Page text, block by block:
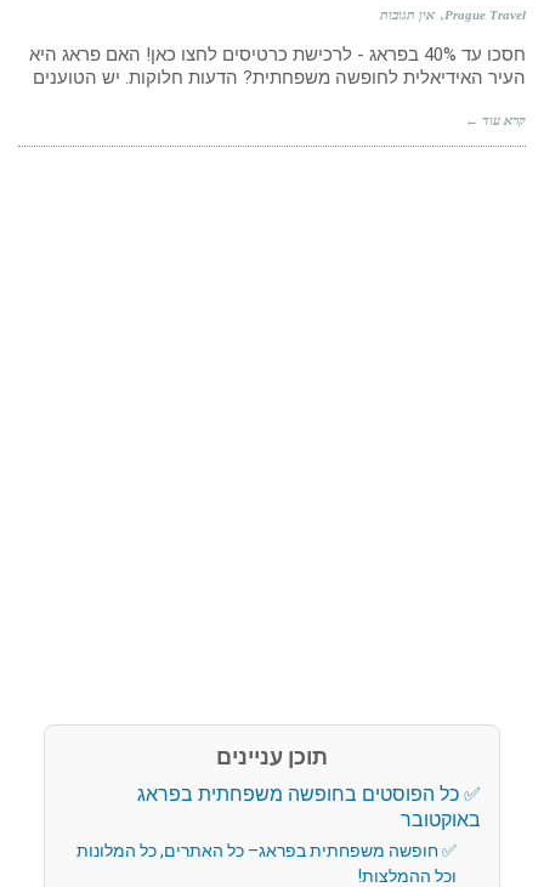
Prague Travel אין תגובות
חסכו עד 40% בפראג - לרכישת כרטיסים לחצו כאן! האם פראג היא
העיר האידיאלית לחופשה משפחתית? הדעות חלוקות. יש הטוענים
קרא עוד ←
תוכן עניינים
כל הפוסטים בחופשה משפחתית בפראג
באוקטובר
חופשה משפחתית בפראג– כל האתרים, כל המלונות
וכל ההמלצות!